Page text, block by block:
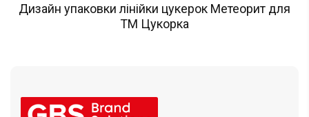
Дизайн упаковки лінійки цукерок Метеорит для
ТМ Цукорка